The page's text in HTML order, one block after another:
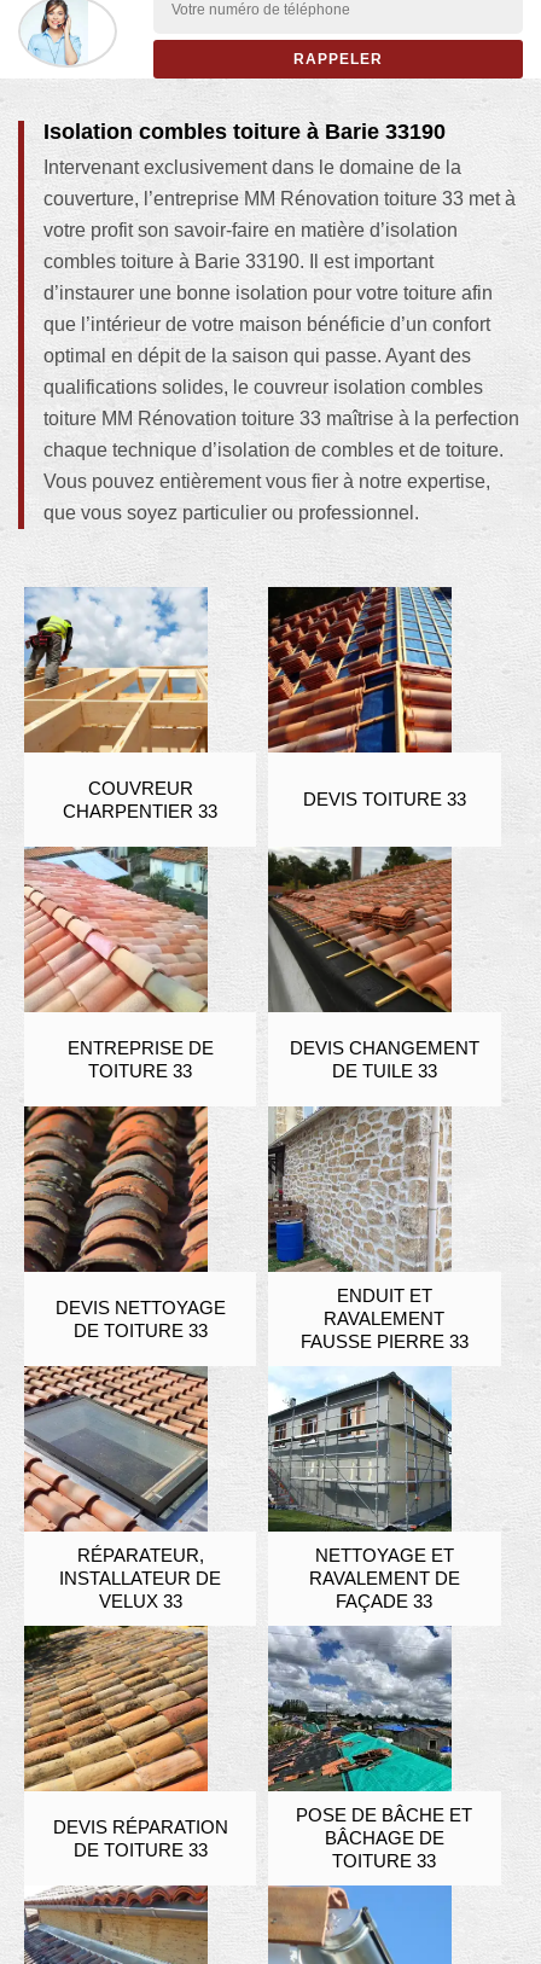
Isolation combles toiture à Barie 33190
Intervenant exclusivement dans le domaine de la
couverture, l’entreprise MM Rénovation toiture 33 met à
votre profit son savoir-faire en matière d’isolation
combles toiture à Barie 33190. Il est important
d’instaurer une bonne isolation pour votre toiture afin
que l’intérieur de votre maison bénéficie d’un confort
optimal en dépit de la saison qui passe. Ayant des
qualifications solides, le couvreur isolation combles
toiture MM Rénovation toiture 33 maîtrise à la perfection
chaque technique d’isolation de combles et de toiture.
Vous pouvez entièrement vous fier à notre expertise,
que vous soyez particulier ou professionnel.
COUVREUR
CHARPENTIER 33
DEVIS TOITURE 33
ENTREPRISE DE
TOITURE 33
DEVIS CHANGEMENT
DE TUILE 33
DEVIS NETTOYAGE
DE TOITURE 33
ENDUIT ET
RAVALEMENT
FAUSSE PIERRE 33
RÉPARATEUR,
INSTALLATEUR DE
VELUX 33
NETTOYAGE ET
RAVALEMENT DE
FAÇADE 33
DEVIS RÉPARATION
DE TOITURE 33
POSE DE BÂCHE ET
BÂCHAGE DE
TOITURE 33